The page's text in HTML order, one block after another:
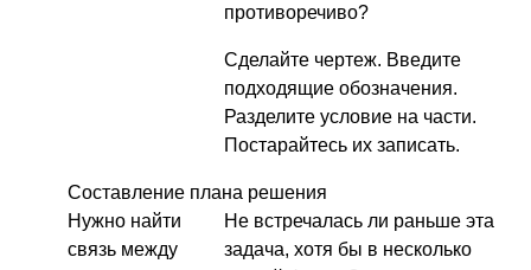
противоречиво?
Сделайте чертеж. Введите
подходящие обозначения.
Разделите условие на части.
Постарайтесь их записать.
Составление плана решения
Нужно найти
связь между
Не встречалась ли раньше эта
задача, хотя бы в несколько